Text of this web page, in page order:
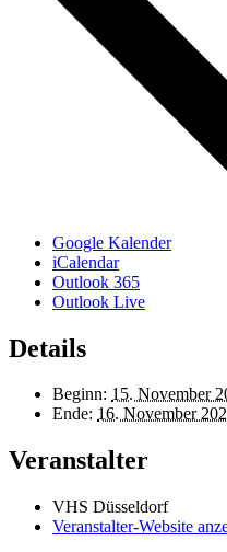
Google Kalender
iCalendar
Outlook 365
Outlook Live
Details
Beginn: 15. November
Ende: 16. November
Veranstalter
VHS Düsseldorf
Veranstalter-Website